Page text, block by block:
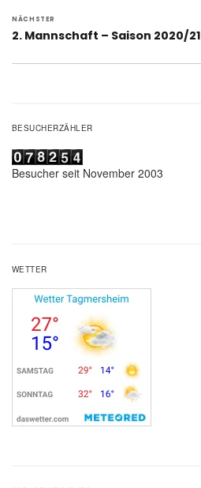
NÄCHSTER
Nächster
2. Mannschaft – Saison 2020/21
BESUCHERZÄHLER
Besucher seit November 2003
WETTER